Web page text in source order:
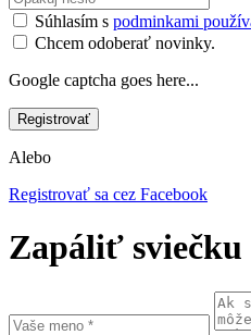
Súhlasím s podminkami
Chcem odoberať novinky.
Google captcha goes here...
Alebo
Registrovať sa cez Facebook
Zapáliť sviečku